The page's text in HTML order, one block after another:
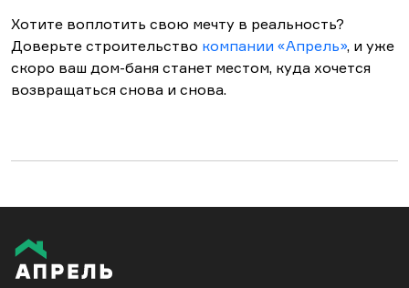
Хотите воплотить свою мечту в реальность?
Доверьте строительство компании «Апрель», и уже
скоро ваш дом-баня станет местом, куда хочется
возвращаться снова и снова.